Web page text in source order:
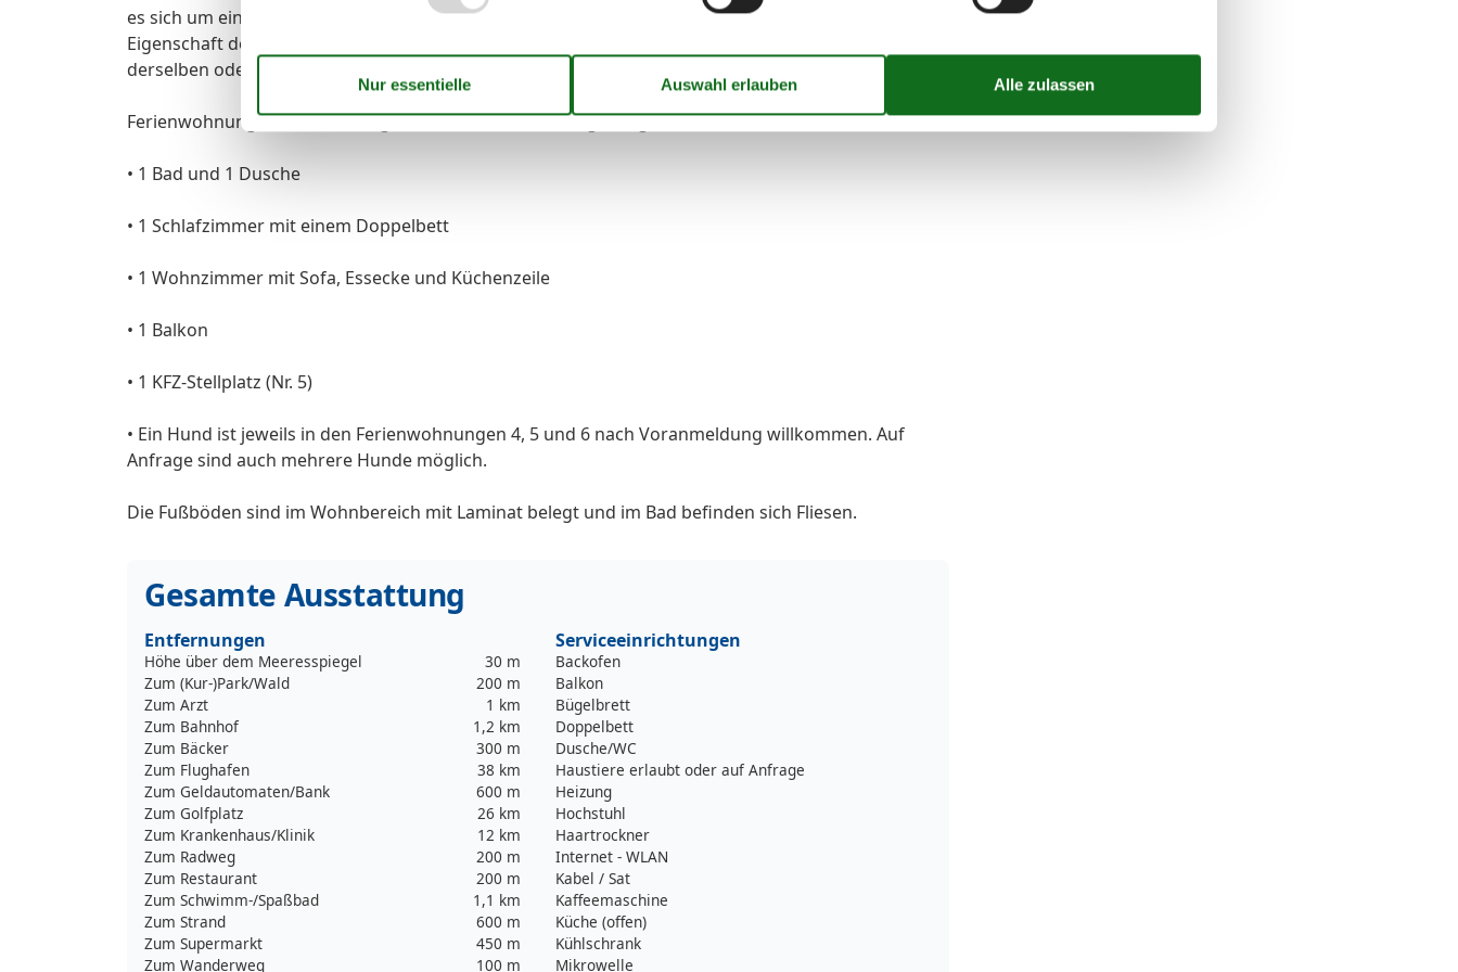
es sich um eine freiwillige Zusatzleistung, also keine im reiserechtlichen Sinne zugesicherte
Eigenschaft der Ferienwohnung. Mietminderung kann demnach bei Ausfall der Anlage oder Teilen
derselben oder auch eines Routers nicht geltend gemacht werden.
Ferienwohnung (Nr. 5) im Obergeschoss mitte ist wie folgt ausgestattet.
• 1 Bad und 1 Dusche
• 1 Schlafzimmer mit einem Doppelbett
• 1 Wohnzimmer mit Sofa, Essecke und Küchenzeile
• 1 Balkon
• 1 KFZ-Stellplatz (Nr. 5)
• Ein Hund ist jeweils in den Ferienwohnungen 4, 5 und 6 nach Voranmeldung willkommen. Auf
Anfrage sind auch mehrere Hunde möglich.
Die Fußböden sind im Wohnbereich mit Laminat belegt und im Bad befinden sich Fliesen.
Gesamte Ausstattung
Entfernungen
Höhe über dem Meeresspiegel
30 m
Zum (Kur-)Park/Wald
200 m
Zum Arzt
1 km
Zum Bahnhof
1,2 km
Zum Bäcker
300 m
Zum Flughafen
38 km
Zum Geldautomaten/Bank
600 m
Zum Golfplatz
26 km
Zum Krankenhaus/Klinik
12 km
Zum Radweg
200 m
Zum Restaurant
200 m
Zum Schwimm-/Spaßbad
1,1 km
Zum Strand
600 m
Zum Supermarkt
450 m
Zum Wanderweg
100 m
Serviceeinrichtungen
Backofen
Balkon
Bügelbrett
Doppelbett
Dusche/WC
Haustiere erlaubt oder auf Anfrage
Heizung
Hochstuhl
Haartrockner
Internet - WLAN
Kabel / Sat
Kaffeemaschine
Küche (offen)
Kühlschrank
Mikrowelle